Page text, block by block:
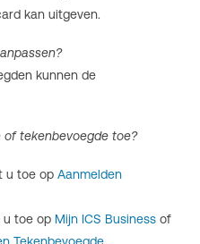
kan uitgeven.
kunnen de
tekenbevoegde toe?
u toe op Aanmelden
u toe op Mijn ICS Business of
Tekenbevoegde